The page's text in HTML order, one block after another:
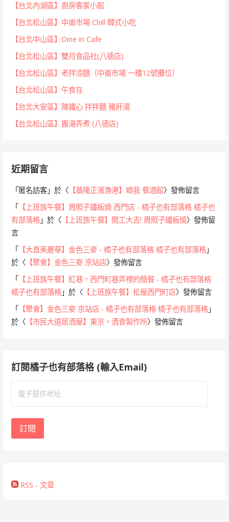
【台北內湖區】廚房客家小館
【台北松山區】中崙市場 Chill 韓式小吃
【台北中山區】Dine in Cafe
【台北松山區】雙月食品社(八德店)
【台北松山區】老拌涼麵（中崙市場 一樓12號攤位）
【台北松山區】午食在
【台北大安區】陳鐵心 拌拌麵 豬肝湯
【台北松山區】搬湯弄煮 (八德店)
近期留言
「匿名訪客 」於〈 【基隆正濱漁港】嶼我 餐酒館〉發佈留言
「
【上班族午餐】周照子鐵板燒 西門店 - 橘子也有部落格 橘子也
有部落格 」於〈 【上班族午餐】開工大吉! 周照子鐵板燒〉發佈留
言
「
【大直美麗華】金色三麥 - 橘子也有部落格 橘子也有部落格 」
於〈 【聚會】金色三麥 京站店〉發佈留言
「
【上班族午餐】紅巷，西門町巷弄裡的簡餐 - 橘子也有部落格
橘子也有部落格 」於〈 【上班族午餐】松屋西門町店〉發佈留言
「
【聚會】金色三麥 京站店 - 橘子也有部落格 橘子也有部落格 」
於〈 【市民大道居酒屋】東京。酒食製作所〉發佈留言
訂閱橘子也有部落格 (輸入Email)
地
訂閱
RSS - 文章